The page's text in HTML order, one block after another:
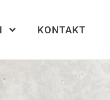
KONTAKT